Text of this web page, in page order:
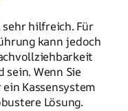
hilfreich. Für
kann jedoch
Wenn Sie
Kassensystem
Lösung.